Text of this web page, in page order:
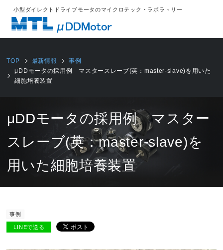
小型ダイレクトドライブモータのマイクロテック・ラボラトリー
TOP 最新情報
事例
μDDモータの採用例 マスタースレーブ(英：master-slave)を用いた
細胞培養装置
μDDモータの採用例 マスター
スレーブ(英：master-slave)を
用いた細胞培養装置
事例
LINEで送る